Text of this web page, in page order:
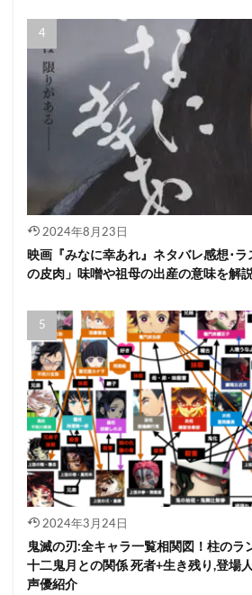
2024年8月23日
映画『みなに幸あれ』ネタバレ感想･
の皮肉」味噌や祖母の出産の意味を解
2024年3月24日
鬼滅の刃:全キャラ一覧相関図！柱のラ
十二鬼月との関係 死者+生き残り,登場
声優紹介